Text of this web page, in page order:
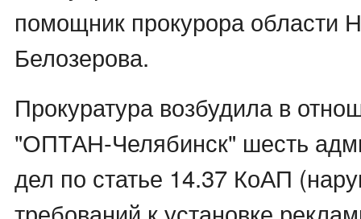
помощник прокурора области
Белозерова.
Прокуратура возбудила в
"ОПТАН-Челябинск" шесть
дел по статье 14.37 КоАП